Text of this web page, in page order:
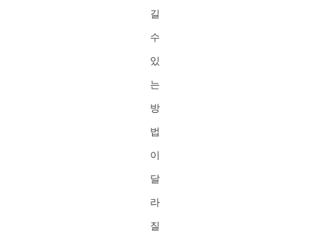
길
수
있
는
방
법
이
달
라
질